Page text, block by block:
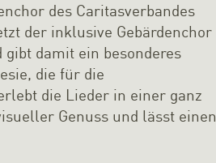
des Caritasverbandes
der inklusive Gebärdenchor
gibt damit ein besonderes
die für die
die Lieder in einer ganz
Genuss und lässt einen